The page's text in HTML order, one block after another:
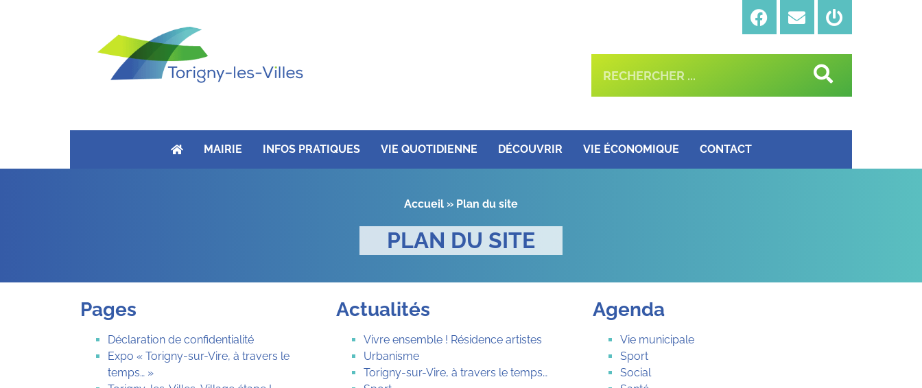
MAIRIE INFOS PRATIQUES VIE QUOTIDIENNE DÉCOUVRIR VIE ÉCONOMIQUE CONTACT
Accueil » Plan du site
PLAN DU SITE
Pages
Déclaration de confidentialité
Expo « Torigny-sur-Vire, à travers le
temps… »
Actualités
Vivre ensemble ! Résidence artistes
Urbanisme
Torigny-sur-Vire, à travers le temps…
Agenda
Vie municipale
Sport
Social